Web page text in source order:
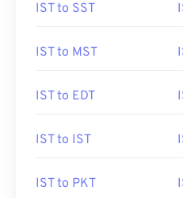
IST to SST
IST to MST
IST to EDT
IST to IST
IST to PKT